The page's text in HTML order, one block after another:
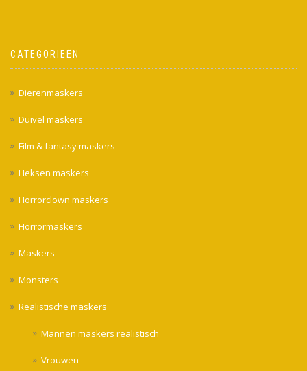
CATEGORIEËN
Dierenmaskers
Duivel maskers
Film & fantasy maskers
Heksen maskers
Horrorclown maskers
Horrormaskers
Maskers
Monsters
Realistische maskers
Mannen maskers realistisch
Vrouwen